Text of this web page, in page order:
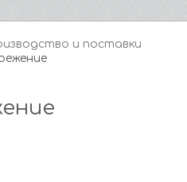
и поставки